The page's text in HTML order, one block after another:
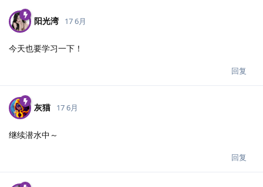
阳光湾 17 6月
今天也要学习一下！
回复
灰猫 17 6月
继续潜水中～
回复